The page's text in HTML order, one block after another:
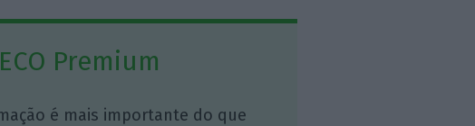
Premium
é mais importante do que